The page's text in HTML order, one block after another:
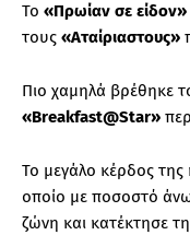
Το «Πρωίαν σε είδον»
τους «Αταίριαστους»
Πιο χαμηλά βρέθηκε
«Breakfast@Star»
Το μεγάλο κέρδος της
οποίο με ποσοστό
ζώνη και κατέκτησε